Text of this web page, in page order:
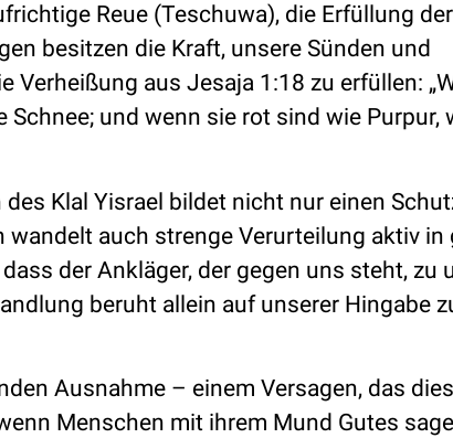
Reue (Teschuwa), die Erfüllung
besitzen die Kraft, unsere Sünden und
aus Jesaja 1:18 zu erfüllen:
und wenn sie rot sind wie Purpur,
Klal Yisrael bildet nicht nur einen
auch strenge Verurteilung aktiv in
der Ankläger, der gegen uns steht, zu
beruht allein auf unserer Hingabe
Ausnahme – einem Versagen, das
Menschen mit ihrem Mund Gutes